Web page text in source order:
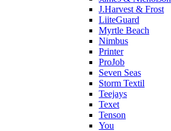
J.Harvest & Frost
LiiteGuard
Myrtle Beach
Nimbus
Printer
ProJob
Seven Seas
Storm Textil
Teejays
Texet
Tenson
You